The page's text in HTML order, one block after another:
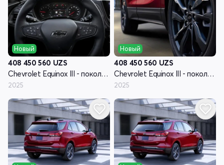
Новый
408 450 560 UZS
Chevrolet Equinox III - поколение рестайлинг
2025
Новый
408 450 560 UZS
Chevrolet Equinox III - поколение рестайлинг
2025